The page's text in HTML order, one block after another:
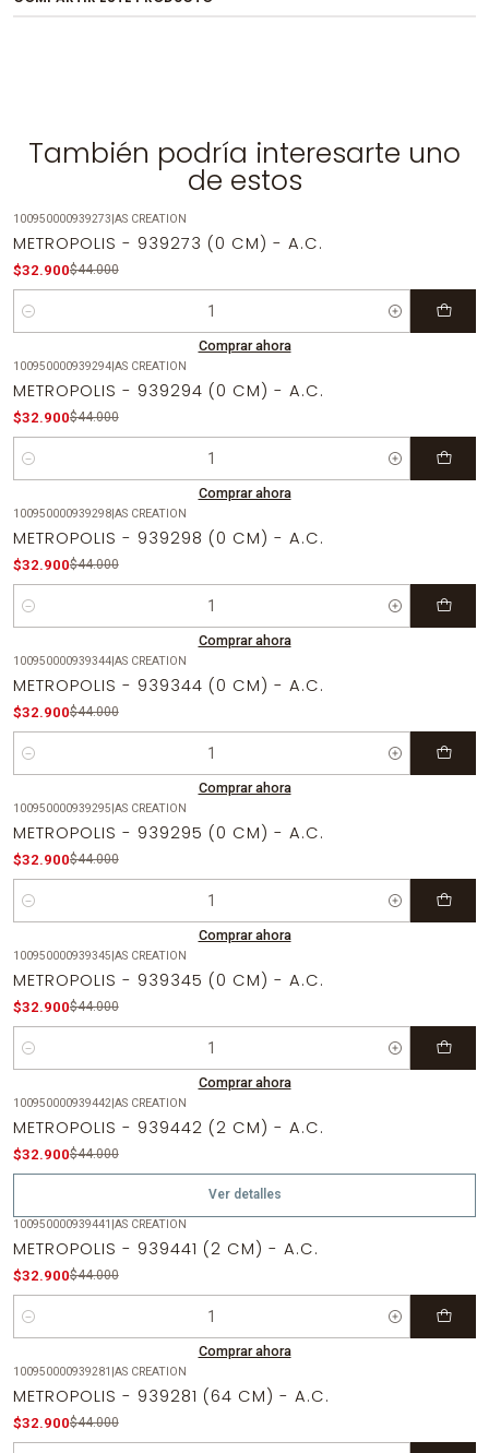
También podría interesarte uno
de estos
100950000939273|AS CREATION
METROPOLIS - 939273 (0 CM) - A.C.
$32.900$44.000
Cantidad
Comprar ahora
100950000939294|AS CREATION
METROPOLIS - 939294 (0 CM) - A.C.
$32.900$44.000
Cantidad
Comprar ahora
100950000939298|AS CREATION
METROPOLIS - 939298 (0 CM) - A.C.
$32.900$44.000
Cantidad
Comprar ahora
100950000939344|AS CREATION
METROPOLIS - 939344 (0 CM) - A.C.
$32.900$44.000
Cantidad
Comprar ahora
100950000939295|AS CREATION
METROPOLIS - 939295 (0 CM) - A.C.
$32.900$44.000
Cantidad
Comprar ahora
100950000939345|AS CREATION
METROPOLIS - 939345 (0 CM) - A.C.
$32.900$44.000
Cantidad
Comprar ahora
Agotado
100950000939442|AS CREATION
METROPOLIS - 939442 (2 CM) - A.C.
$32.900$44.000
Ver detalles
100950000939441 |AS CREATION
METROPOLIS - 939441 (2 CM) - A.C.
$32.900$44.000
Cantidad
Comprar ahora
100950000939281 |AS CREATION
METROPOLIS - 939281 (64 CM) - A.C.
$32.900$44.000